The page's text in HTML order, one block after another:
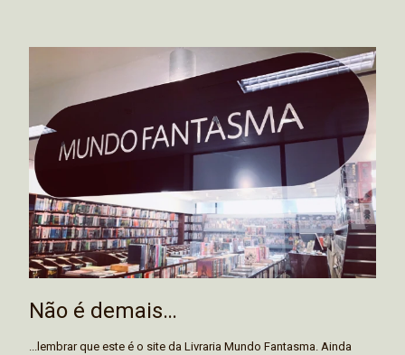
Não é demais…
...lembrar que este é o site da Livraria Mundo Fantasma. Ainda